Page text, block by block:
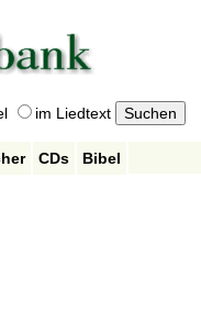
im Liedtext
CDs
Bibel